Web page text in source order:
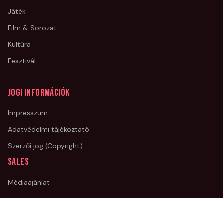
Játék
Film & Sorozat
Kultúra
Fesztivál
Jogi információk
Impresszum
Adatvédelmi tájékoztató
Szerzői jog (Copyright)
Sales
Médiaajánlat